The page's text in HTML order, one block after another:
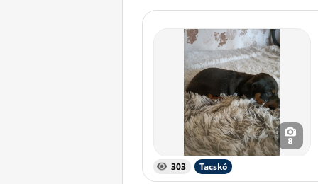
8
303 Tacskó